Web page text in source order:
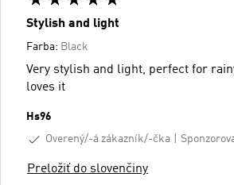
Stylish and light
Farba: Black
Very stylish and light, perfect for
loves it
Hs96
Overený/-á zákazník/-čka
Preložiť do slovenčiny